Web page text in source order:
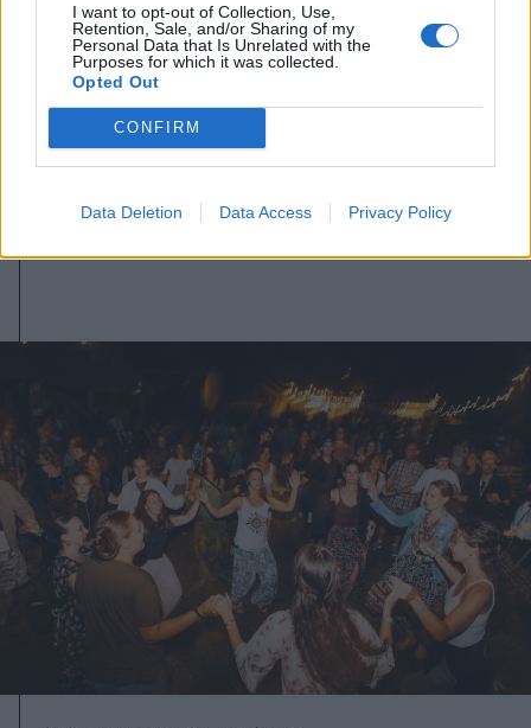
I want to opt-out of Collection, Use,
Retention, Sale, and/or Sharing of my
Personal Data that Is Unrelated with the
Purposes for which it was collected.
Opted Out
CONFIRM
Data Deletion Data Access Privacy Policy
2026. augusztus 03., hétfő
Vízszünetre kell számítani
Gyergyószentmiklós egy részén